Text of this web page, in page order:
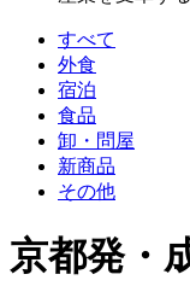
すべて
外食
宿泊
食品
卸・問屋
新商品
その他
京都発・